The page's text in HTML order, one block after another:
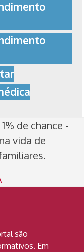
de chance -
vida de
são
Em